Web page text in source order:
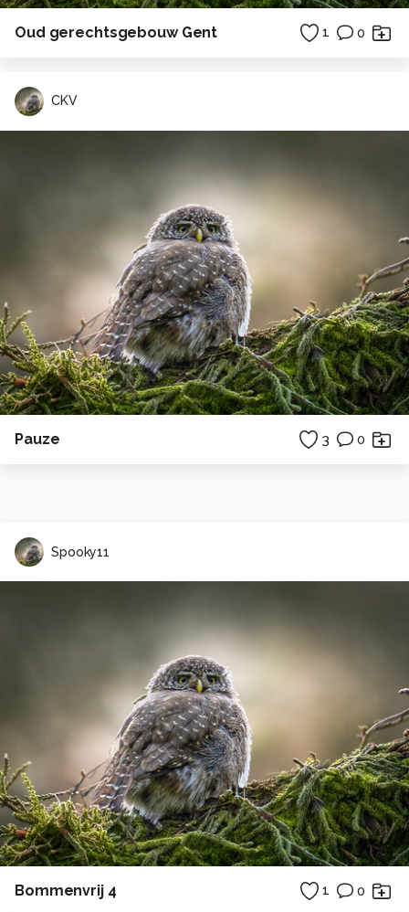
Oud gerechtsgebouw Gent 1 0
CKV
Pauze 3 0
Spooky11
Bommenvrij 4 1 0